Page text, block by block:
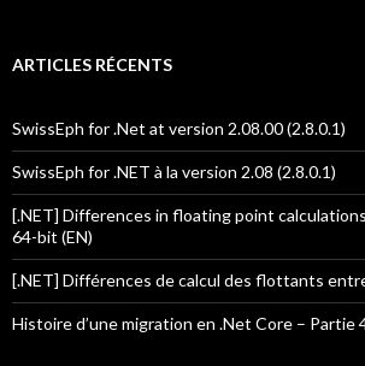
ARTICLES RÉCENTS
SwissEph for .Net at version 2.08.00 (2.8.0.1)
SwissEph for .NET à la version 2.08 (2.8.0.1)
[.NET] Differences in floating point
64-bit (EN)
[.NET] Différences de calcul des flottants
Histoire d’une migration en .Net Core – Partie